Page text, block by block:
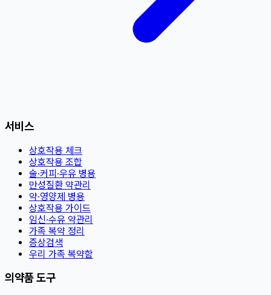
서비스
상호작용 체크
상호작용 조합
술·커피·우유 병용
만성질환 약관리
약·영양제 병용
상호작용 가이드
임신·수유 약관리
가족 복약 정리
증상검색
우리 가족 복약함
의약품 도구